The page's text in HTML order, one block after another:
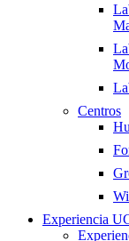
Centros
Experiencia